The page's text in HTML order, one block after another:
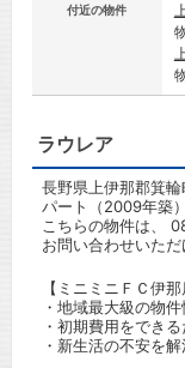
付近の物件
ラウレア
長野県上伊那郡箕
パート（2009年築）
こちらの物件は、
お問い合わせいただ
【ミニミニＦＣ伊
・地域最大級の物件
・初期費用をできる
・新生活の不安を